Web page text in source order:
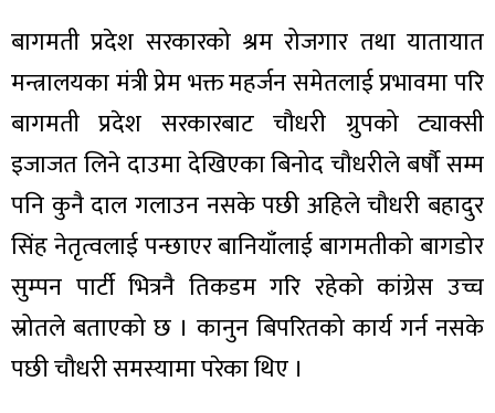
बागमती प्रदेश सरकारको श्रम रोजगार तथा यातायात
मन्त्रालयका मंत्री प्रेम भक्त महर्जन समेतलाई प्रभावमा परि
बागमती प्रदेश सरकारबाट चौधरी ग्रुपको ट्याक्सी
इजाजत लिने दाउमा देखिएका बिनोद चौधरीले बर्षौ सम्म
पनि कुनै दाल गलाउन नसके पछी अहिले चौधरी बहादुर
सिंह नेतृत्वलाई पन्छाएर बानियाँलाई बागमतीको बागडोर
सुम्पन पार्टी भित्रनै तिकडम गरि रहेको कांग्रेस उच्च
स्रोतले बताएको छ । कानुन बिपरितको कार्य गर्न नसके
पछी चौधरी समस्यामा परेका थिए ।